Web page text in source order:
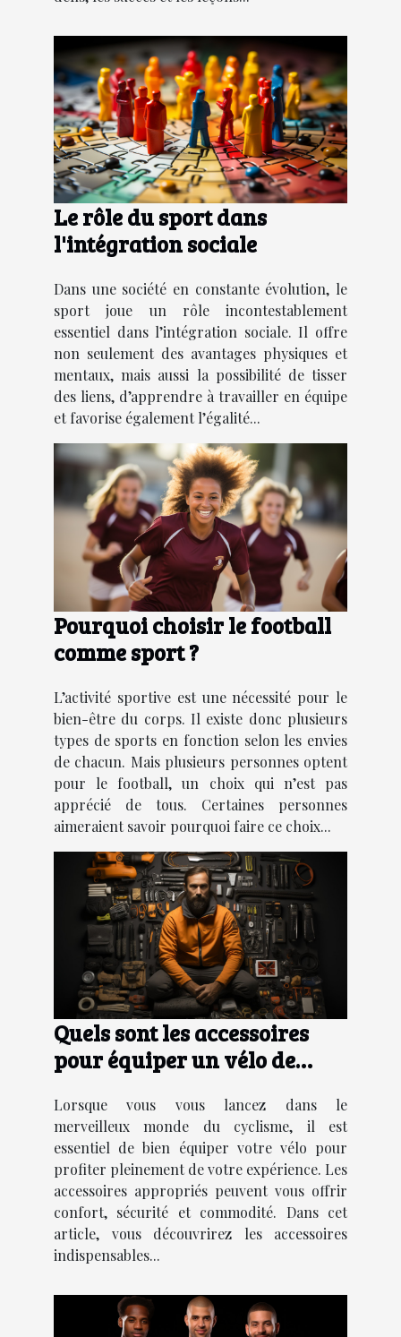
Le rôle du sport dans
l'intégration sociale
Dans une société en constante évolution, le
sport joue un rôle incontestablement
essentiel dans l’intégration sociale. Il offre
non seulement des avantages physiques et
mentaux, mais aussi la possibilité de tisser
des liens, d’apprendre à travailler en équipe
et favorise également l’égalité...
Pourquoi choisir le football
comme sport ?
L’activité sportive est une nécessité pour le
bien-être du corps. Il existe donc plusieurs
types de sports en fonction selon les envies
de chacun. Mais plusieurs personnes optent
pour le football, un choix qui n’est pas
apprécié de tous. Certaines personnes
aimeraient savoir pourquoi faire ce choix...
Quels sont les accessoires
pour équiper un vélo de
Lorsque vous vous lancez dans le
merveilleux monde du cyclisme, il est
essentiel de bien équiper votre vélo pour
profiter pleinement de votre expérience. Les
accessoires appropriés peuvent vous offrir
confort, sécurité et commodité. Dans cet
article, vous découvrirez les accessoires
indispensables...